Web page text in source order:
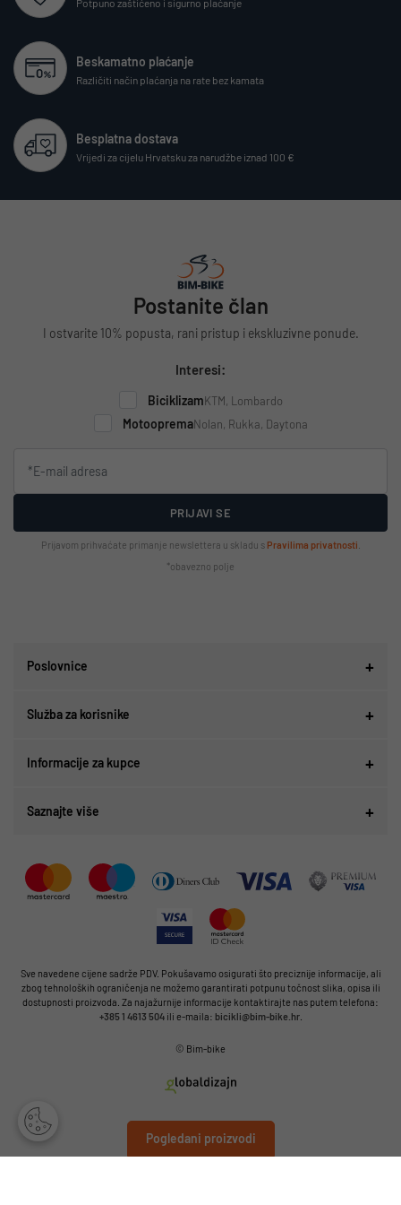
Pogledani proizvodi
Beskamatno plaćanje
Različiti način plaćanja na rate bez kamata
Besplatna dostava
Vrijedi za cijelu Hrvatsku za narudžbe iznad 100 €
Postanite član
I ostvarite 10% popusta, rani pristup i ekskluzivne ponude.
Interesi:
BiciklizamKTM, Lombardo
MotoopremaNolan, Rukka, Daytona
PRIJAVI SE
Prijavom prihvaćate primanje newslettera u skladu s Pravilima privatnosti
*obavezno polje
Poslovnice
Služba za korisnike
Informacije za kupce
Saznajte više
Sve navedene cijene sadrže PDV. Pokušavamo osigurati što preciznije informacije, ali
zbog tehnoloških ograničenja ne možemo garantirati potpunu točnost slika, opisa ili
dostupnosti proizvoda. Za najažurnije informacije kontaktirajte nas putem telefona:
+385 1 4613 504ili e-maila: bicikli@bim-bike.hr.
© Bim-bike